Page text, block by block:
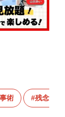
術 残念な人